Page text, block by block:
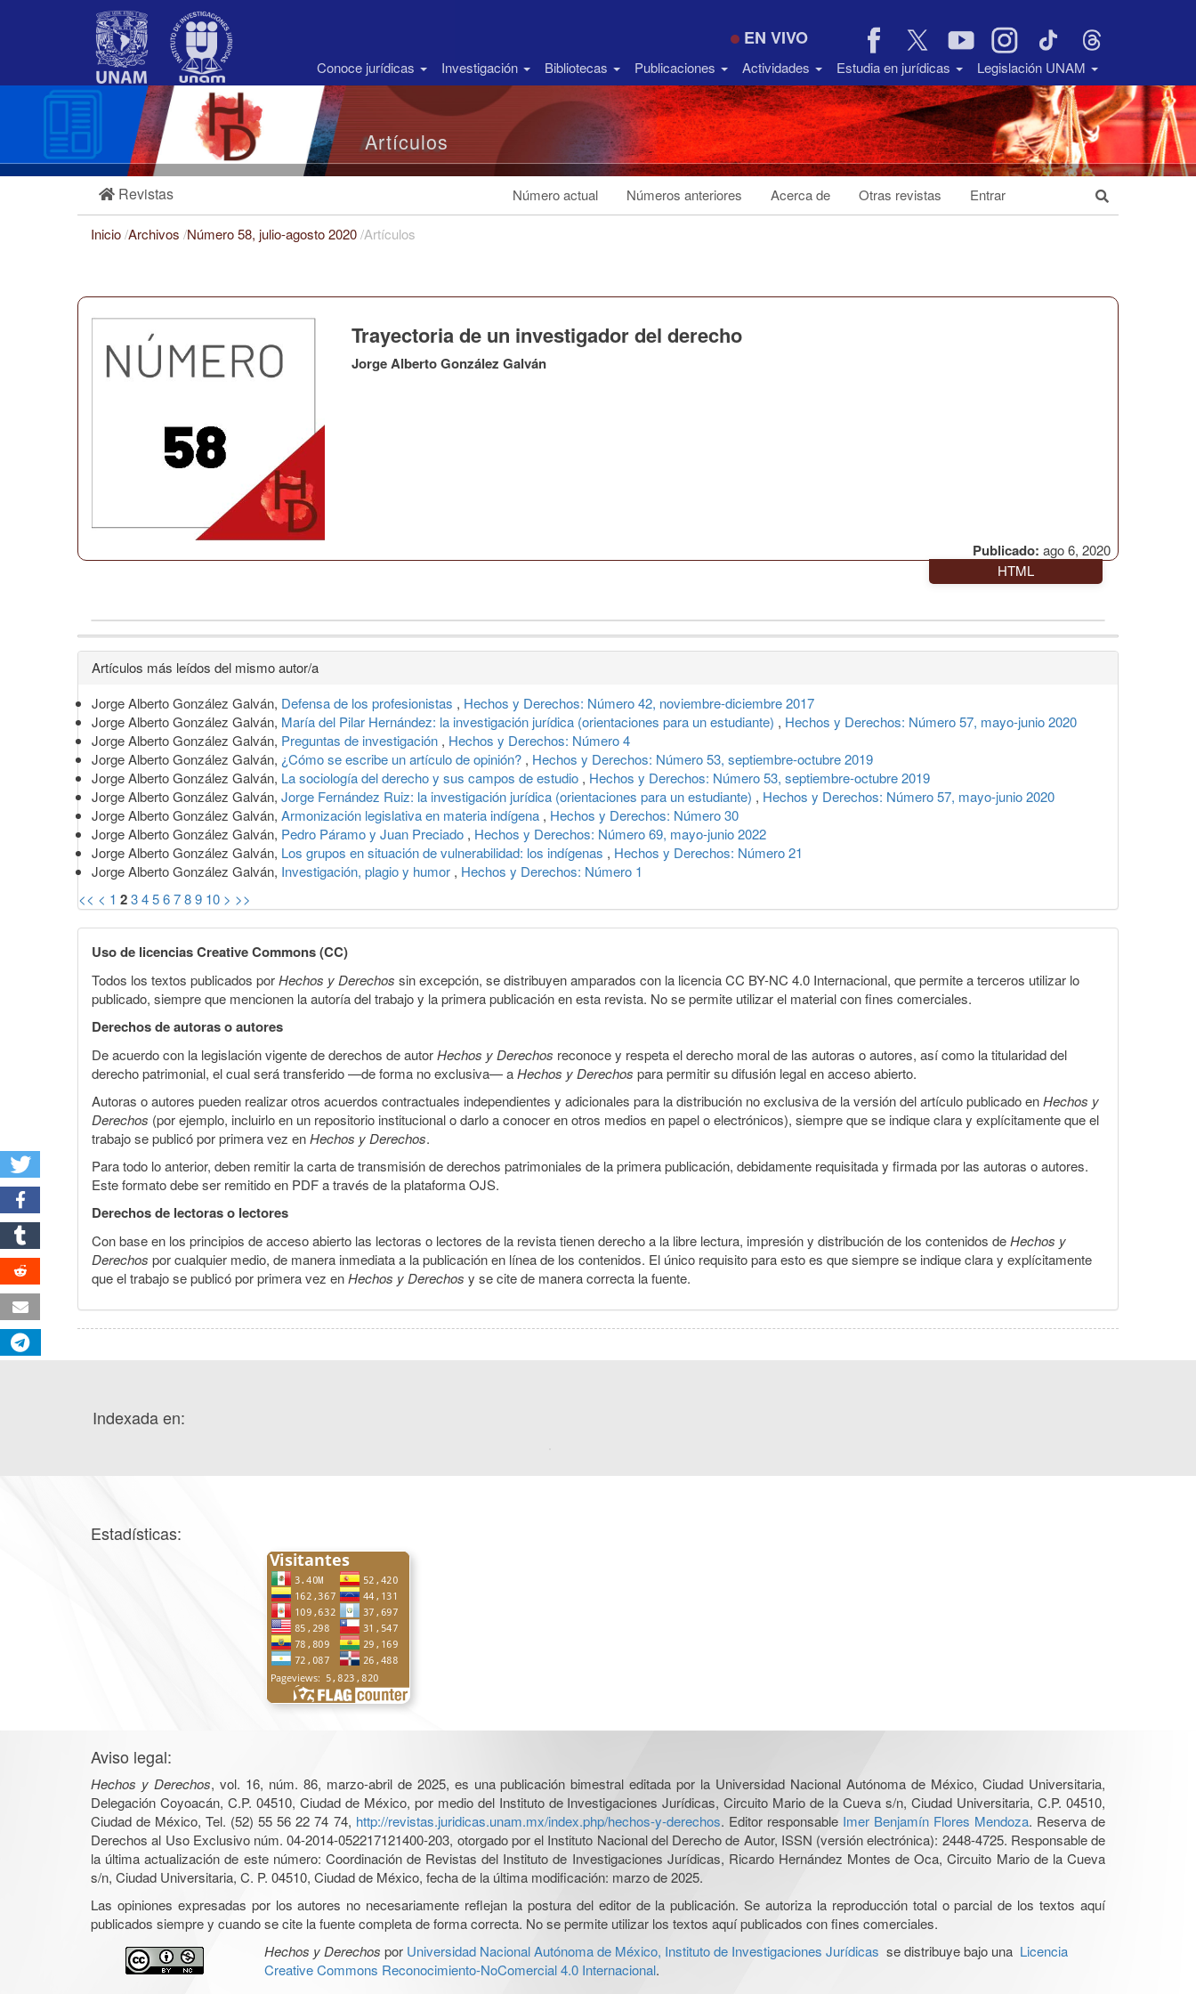
Barra
EN VIVO
Conoce jurídicas Investigación Bibliotecas Publicaciones Actividades Estudia en jurídicas Legislación UNAM
Artículos
Revistas Número actual Números anteriores Acerca de Otras revistas Entrar
Inicio/Archivos /Número 58, julio-agosto 2020/Artículos
Publicado: ago 6, 2020
Trayectoria de un investigador del derecho
Jorge Alberto González Galván
HTML
Detalles
del
artículo
Artículos más leídos del mismo autor/a
Jorge Alberto González Galván, Defensa de los profesionistas , Hechos y Derechos: Número 42, noviembre-diciembre 2017
Jorge Alberto González Galván, María del Pilar Hernández: la investigación jurídica (orientaciones para un estudiante) , Hechos y Derechos: Número 57, mayo-junio 2020
Jorge Alberto González Galván, Preguntas de investigación , Hechos y Derechos: Número 4
Jorge Alberto González Galván, ¿Cómo se escribe un artículo de opinión? , Hechos y Derechos: Número 53, septiembre-octubre 2019
Jorge Alberto González Galván, La sociología del derecho y sus campos de estudio , Hechos y Derechos: Número 53, septiembre-octubre 2019
Jorge Alberto González Galván, Jorge Fernández Ruiz: la investigación jurídica (orientaciones para un estudiante) , Hechos y Derechos: Número 57, mayo-junio 2020
Jorge Alberto González Galván, Armonización legislativa en materia indígena , Hechos y Derechos: Número 30
Jorge Alberto González Galván, Pedro Páramo y Juan Preciado , Hechos y Derechos: Número 69, mayo-junio 2022
Jorge Alberto González Galván, Los grupos en situación de vulnerabilidad: los indígenas , Hechos y Derechos: Número 21
Jorge Alberto González Galván, Investigación, plagio y humor , Hechos y Derechos: Número 1
<< < 1 23456789 10 > >>
Uso de licencias Creative Commons (CC)
Todos los textos publicados porHechos y Derechos sin excepción, se distribuyen amparados con la licencia CC BY-NC 4.0 Internacional, que permite a terceros utilizar lo
publicado, siempre que mencionen la autoría del trabajo y la primera publicación en esta revista. No se permite utilizar el material con fines comerciales.
Derechos de autoras o autores
De acuerdo con la legislación vigente de derechos de autorHechos y Derechos reconoce y respeta el derecho moral de las autoras o autores, así como la titularidad del
derecho patrimonial, el cual será transferido —de forma no exclusiva— aHechos y Derechos para permitir su difusión legal en acceso abierto.
Autoras o autores pueden realizar otros acuerdos contractuales independientes y adicionales para la distribución no exclusiva de la versión del artículo publicado enHechos y
Derechos (por ejemplo, incluirlo en un repositorio institucional o darlo a conocer en otros medios en papel o electrónicos), siempre que se indique clara y explícitamente que el
trabajo se publicó por primera vez enHechos y Derechos.
Para todo lo anterior, deben remitir la carta de transmisión de derechos patrimoniales de la primera publicación, debidamente requisitada y firmada por las autoras o autores.
Este formato debe ser remitido en PDF a través de la plataforma OJS.
Derechos de lectoras o lectores
Con base en los principios de acceso abierto las lectoras o lectores de la revista tienen derecho a la libre lectura, impresión y distribución de los contenidos deHechos y
Derechos por cualquier medio, de manera inmediata a la publicación en línea de los contenidos. El único requisito para esto es que siempre se indique clara y explícitamente
que el trabajo se publicó por primera vez enHechos y Derechos y se cite de manera correcta la fuente.
Indexada en:
Estadísticas:
Aviso legal:
Hechos y Derechos, vol. 16, núm. 86, marzo-abril de 2025, es una publicación bimestral editada por la Universidad Nacional Autónoma de México, Ciudad Universitaria,
Delegación Coyoacán, C.P. 04510, Ciudad de México, por medio del Instituto de Investigaciones Jurídicas, Circuito Mario de la Cueva s/n, Ciudad Universitaria, C.P. 04510,
Ciudad de México, Tel. (52) 55 56 22 74 74, http://revistas.juridicas.unam.mx/index.php/hechos-y-derechos. Editor responsable Imer Benjamín Flores Mendoza. Reserva de
Derechos al Uso Exclusivo núm. 04-2014-052217121400-203, otorgado por el Instituto Nacional del Derecho de Autor, ISSN (versión electrónica): 2448-4725. Responsable de
la última actualización de este número: Coordinación de Revistas del Instituto de Investigaciones Jurídicas, Ricardo Hernández Montes de Oca, Circuito Mario de la Cueva
s/n, Ciudad Universitaria, C. P. 04510, Ciudad de México, fecha de la última modificación: marzo de 2025.
Las opiniones expresadas por los autores no necesariamente reflejan la postura del editor de la publicación. Se autoriza la reproducción total o parcial de los textos aquí
publicados siempre y cuando se cite la fuente completa de forma correcta. No se permite utilizar los textos aquí publicados con fines comerciales.
Hechos y Derechos por Universidad Nacional Autónoma de México, Instituto de Investigaciones Jurídicas se distribuye bajo una Licencia
Creative Commons Reconocimiento-NoComercial 4.0 Internacional.